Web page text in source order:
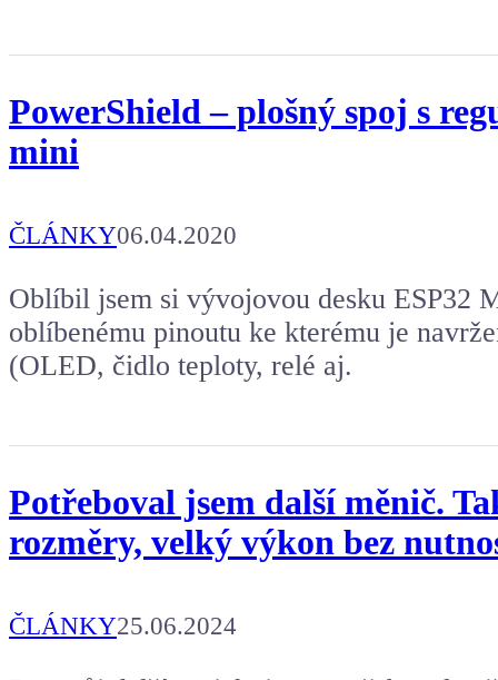
PowerShield – plošný spoj s
mini
ČLÁNKY06.04.2020
Oblíbil jsem si vývojovou desku ESP32
oblíbenému pinoutu ke kterému je
(OLED, čidlo teploty, relé aj.
Potřeboval jsem další měnič.
rozměry, velký výkon bez
ČLÁNKY25.06.2024